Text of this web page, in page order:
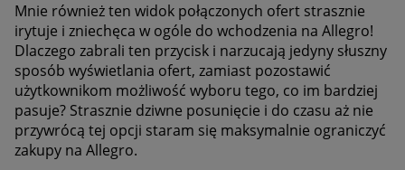
Mnie również ten widok połączonych ofert strasznie
irytuje i zniechęca w ogóle do wchodzenia na Allegro!
Dlaczego zabrali ten przycisk i narzucają jedyny słuszny
sposób wyświetlania ofert, zamiast pozostawić
użytkownikom możliwość wyboru tego, co im bardziej
pasuje? Strasznie dziwne posunięcie i do czasu aż nie
przywrócą tej opcji staram się maksymalnie ograniczyć
zakupy na Allegro.